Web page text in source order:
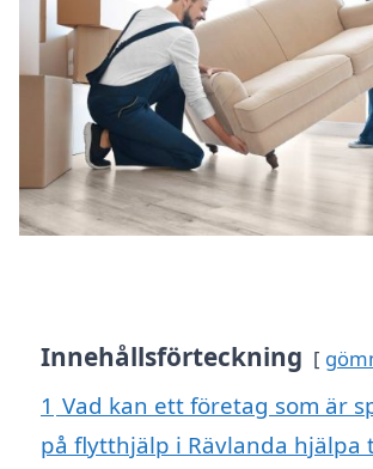
Innehållsförteckning
1 Vad kan ett företag som är
på flytthjälp i Rävlanda hjälpa